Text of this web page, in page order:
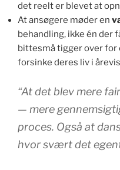
det reelt er blevet at
At ansøgere møder en
behandling, ikke én der
bittesmå tigger over for
forsinke deres liv i
“At det blev mere
— mere
proces. Også at
hvor svært det